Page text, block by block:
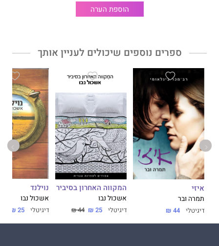
הוספת הערה
ספרים נוספים שיכולים לעניין אותך
איזי
תמרה ובר
דיגיטלי 44 ₪
המקווה האחרון בסיביר
אשכול נבו
דיגיטלי 25 ₪
44 ₪
נוילנד
אשכול נבו
דיגיטלי 25 ₪